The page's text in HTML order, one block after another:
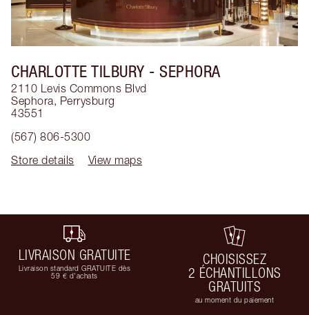
CHARLOTTE TILBURY - SEPHORA
2110 Levis Commons Blvd
Sephora, Perrysburg
43551
(567) 806-5300
Store details
View maps
LIVRAISON GRATUITE
Livraison standard GRATUITE dès
59 € d'achats
CHOISISSEZ
2 ÉCHANTILLONS
GRATUITS
au moment du paiement